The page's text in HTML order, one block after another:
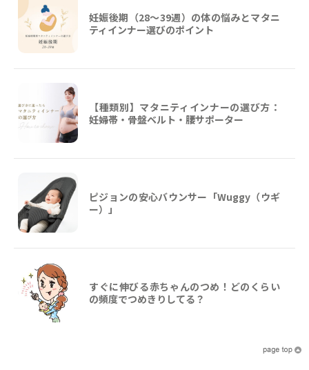
妊娠後期（28〜39週）の体の悩みとマタニ
ティインナー選びのポイント
【種類別】マタニティインナーの選び方：
妊婦帯・骨盤ベルト・腰サポーター
ピジョンの安心バウンサー「Wuggy（ウギ
ー）」
すぐに伸びる赤ちゃんのつめ！どのくらい
の頻度でつめきりしてる？